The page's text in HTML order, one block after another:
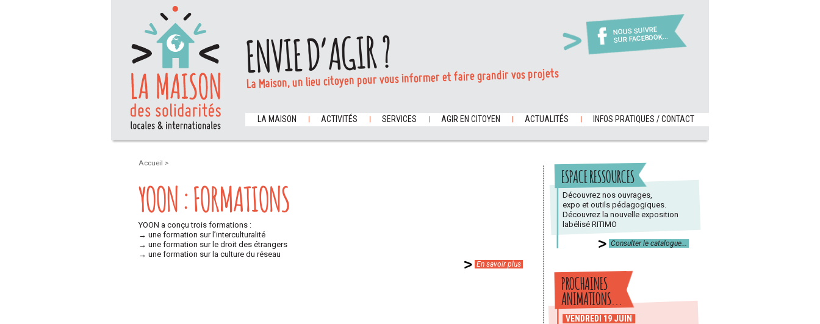
NOUS SUIVRE
SUR FACEBOOK...
ENVIE D’AGIR ?
La Maison, un lieu citoyen pour vous informer et faire grandir vos projets
LA MAISON ACTIVITÉS SERVICES AGIR EN CITOYEN ACTUALITÉS INFOS PRATIQUES / CONTACT
Accueil >
YOON : FORMATIONS
YOON a conçu trois formations :
→ une formation sur l’interculturalité
→ une formation sur le droit des étrangers
→ une formation sur la culture du réseau
En savoir plus
ESPACE RESSOURCES
Découvrez nos ouvrages,
expo et outils pédagogiques.
Découvrez la nouvelle exposition
labélisé RITIMO
Consulter le catalogue...
PROCHAINES
ANIMATIONS...
VENDREDI 19 JUIN